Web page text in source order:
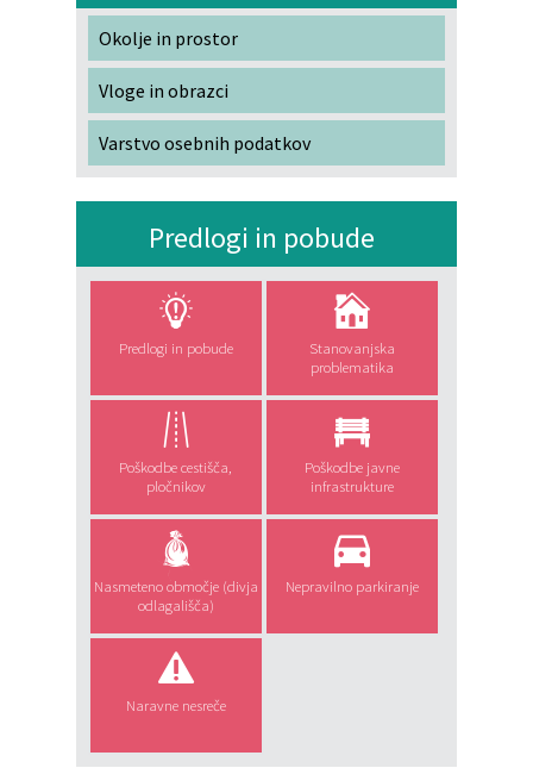
Okolje in prostor
Vloge in obrazci
Varstvo osebnih podatkov
Predlogi in pobude
Predlogi in pobude
Stanovanjska
problematika
Poškodbe cestišča,
pločnikov
Poškodbe javne
infrastrukture
Nasmeteno območje (divja
odlagališča)
Nepravilno parkiranje
Naravne nesreče